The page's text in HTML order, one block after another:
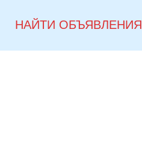
НАЙТИ ОБЪЯВЛЕНИЯ